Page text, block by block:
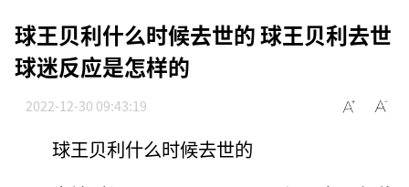
球王贝利什么时候去世的 球王贝利去世
球迷反应是怎样的
2022-12-30 09:43:19
球王贝利什么时候去世的